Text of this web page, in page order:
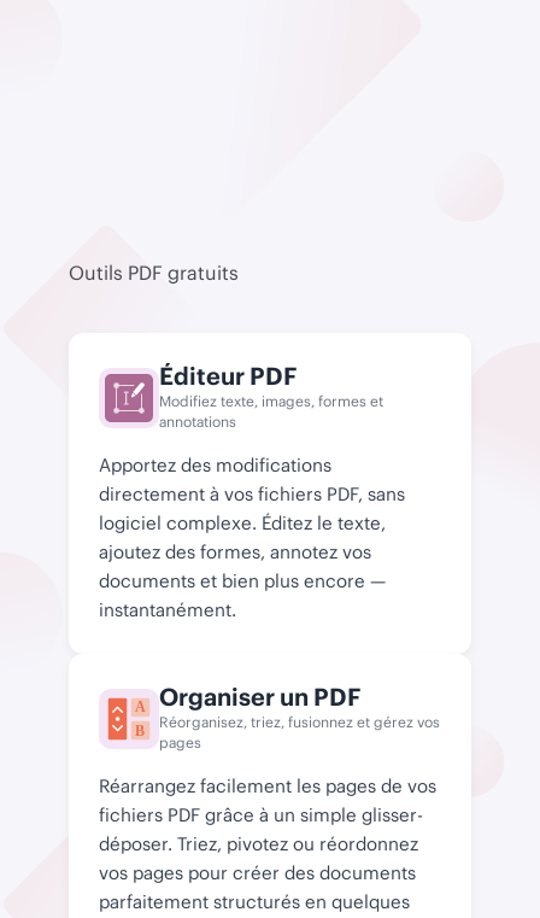
Outils PDF gratuits
Éditeur PDF
Modifiez texte, images, formes et
annotations
Apportez des modifications
directement à vos fichiers PDF, sans
logiciel complexe. Éditez le texte,
ajoutez des formes, annotez vos
documents et bien plus encore —
instantanément.
A
B
Organiser un PDF
Réorganisez, triez, fusionnez et gérez vos
pages
Réarrangez facilement les pages de vos
fichiers PDF grâce à un simple glisser-
déposer. Triez, pivotez ou réordonnez
vos pages pour créer des documents
parfaitement structurés en quelques